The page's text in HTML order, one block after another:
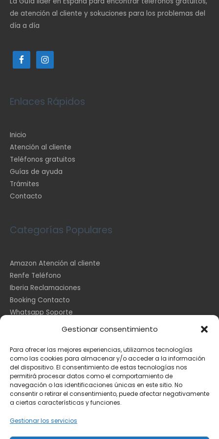
Gestionar consentimiento
Para ofrecer las mejores experiencias, utilizamos tecnologías
como las cookies para almacenar y/o acceder a la información
del dispositivo. El consentimiento de estas tecnologías nos
permitirá procesar datos como el comportamiento de
navegación o las identificaciones únicas en este sitio. No
consentir o retirar el consentimiento, puede afectar negativamente
a ciertas características y funciones.
Gestionar los servicios
de atención al cliente y sokuciones para los problemas del
día a día
Enlaces Rápidos
Inicio
Atención al cliente
Teléfonos gratuitos
Guías de ayuda
Trámites
Contacto
Categorías Populares
Amazon Atención al cliente
Renfe Teléfono
Iberia Reclamaciones
Booking Contacto
Whatsapp Soporte
Información Legal
Aviso Legal